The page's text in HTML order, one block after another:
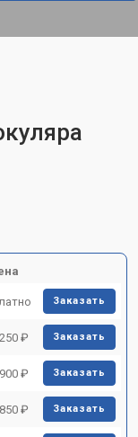
Заказать
₽ Заказать
₽ Заказать
₽ Заказать